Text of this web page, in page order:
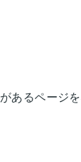
あるページ